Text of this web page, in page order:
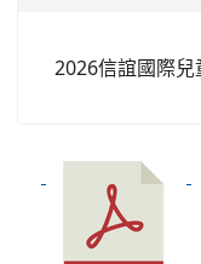
2026信誼國際